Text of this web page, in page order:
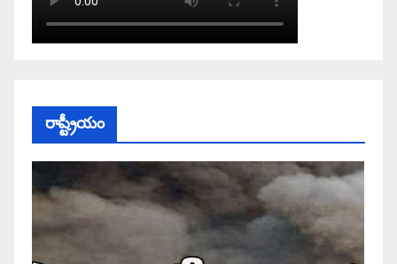
రాష్ట్రీయం